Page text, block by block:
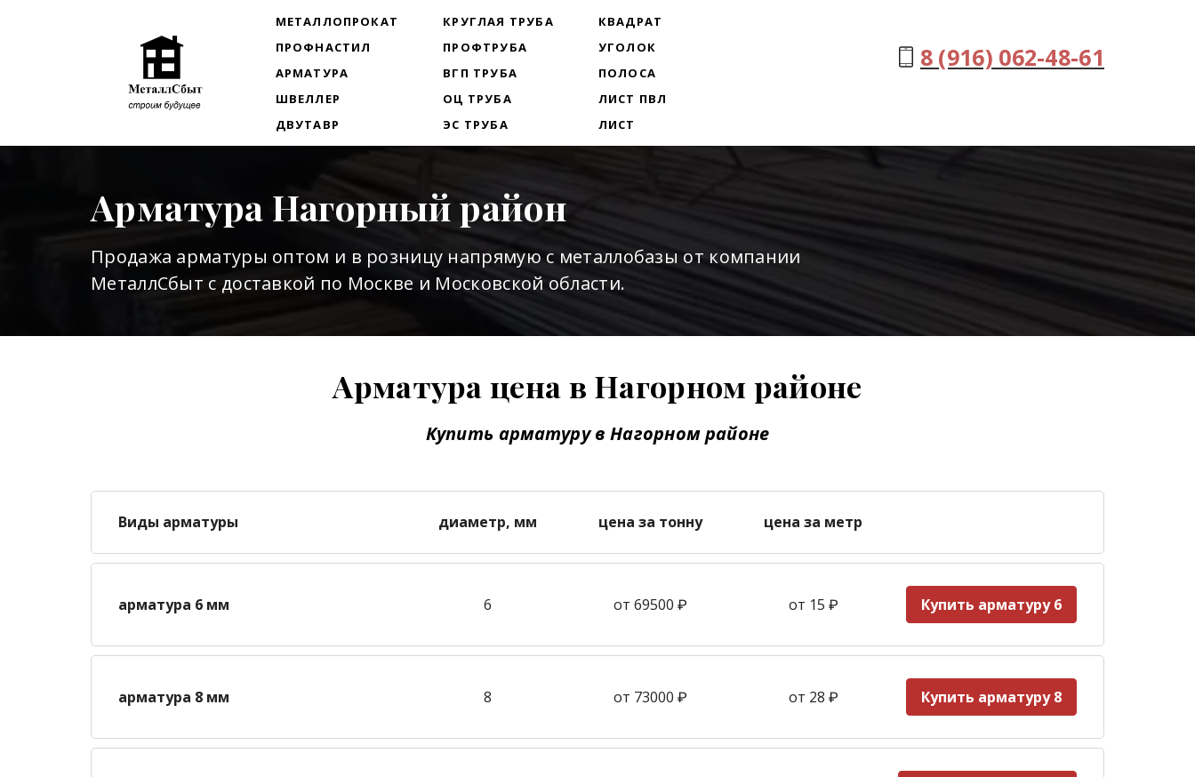
МЕТАЛЛОПРОКАТ
ПРОФНАСТИЛ
АРМАТУРА
ШВЕЛЛЕР
ДВУТАВР
КРУГЛАЯ ТРУБА
ПРОФТРУБА
ВГП ТРУБА
ОЦ ТРУБА
ЭС ТРУБА
КВАДРАТ
УГОЛОК
ПОЛОСА
ЛИСТ ПВЛ
ЛИСТ
8 (916) 062-48-61
Арматура Нагорный район
Продажа арматуры оптом и в розницу напрямую с металлобазы от компании
МеталлСбыт с доставкой по Москве и Московской области.
Арматура цена в Нагорном районе
Купить арматуру в Нагорном районе
Виды арматуры диаметр, мм цена за тонну цена за метр
арматура 6 мм 6 от 69500 ₽ от 15 ₽ Купить арматуру 6
арматура 8 мм 8 от 73000 ₽ от 28 ₽ Купить арматуру 8